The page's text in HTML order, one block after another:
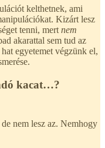
kelthetnek, ami
Kizárt lesz
tenni, mert nem
akarattal sem tud az
egyetemet végzünk el,
kacat…?
nem lesz az. Nemhogy